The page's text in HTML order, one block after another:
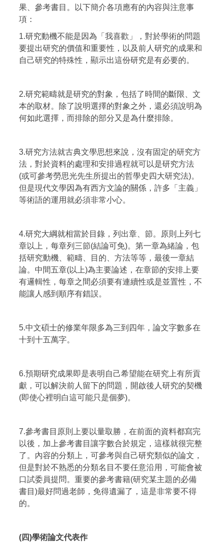
果、參考書目。以下簡介各項應有的內容與注意事
項：
1.研究動機不能是因為「我喜歡」，對於學術的問題
要提出研究的價值和重要性，以及前人研究的成果和
自己研究的特殊性，顯示出這份研究是有必要的。
2.研究範疇就是研究的對象，包括了時間的斷限、文
本的取材。除了說明選擇的對象之外，還必須說明為
何如此選擇，而排除的部分又是為什麼排除。
3.研究方法就古典文學思想來說，沒有固定的研究方
法，對於資料的處理和安排過程就可以是研究方法
(或可參考勞思光先生所提出的哲學史四大研究法)。
但是現代文學因為有西方文論的關係，許多「主義」
等術語的運用就必須非常小心。
4.研究大綱就相當於目錄，列出章、節。原則上列七
章以上，每章列三節(結論可免)。第一章為緒論，包
括研究動機、範疇、目的、方法等等，最後一章結
論。中間五章(以上)為主要論述，在章節的安排上要
有邏輯性，每章之間必須要有連續性或是並置性，不
能讓人感到順序有錯誤。
5.中文碩士的修業年限多為三到四年，論文字數多在
十到十五萬字。
6.預期研究成果即是表明自己希望能在研究上有所貢
獻，可以解決前人留下的問題，開啟後人研究的契機
(即使心裡明白這可能只是個夢)。
7.參考書目原則上要以量取勝，在前面的資料都寫完
以後，加上參考書目讓字數合於規定，這樣就很完整
了。內容的分類上，可參考與自己研究類似的論文，
但是對於不熟悉的分類名目不要任意沿用，可能會被
口試委員提問。重要的參考書籍(研究某主題的必備
書目)最好問過老師，免得遺漏了，這是非常要不得
的。
(四)學術論文代表作